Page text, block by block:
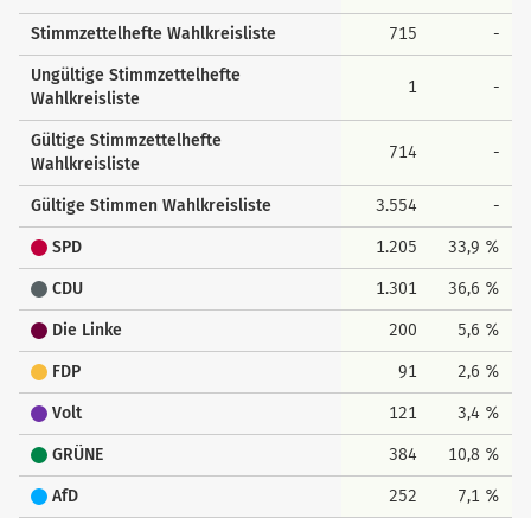
Stimmzettelhefte Wahlkreisliste 715 -
Ungültige Stimmzettelhefte
Wahlkreisliste
1 -
Gültige Stimmzettelhefte
Wahlkreisliste
714 -
Gültige Stimmen Wahlkreisliste 3.554 -
SPD 1.205 33,9 %
CDU 1.301 36,6 %
Die Linke 200 5,6 %
FDP 91 2,6 %
Volt 121 3,4 %
GRÜNE 384 10,8 %
AfD 252 7,1 %